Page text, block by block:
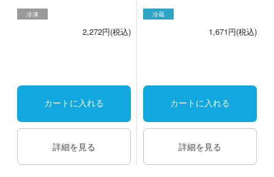
冷凍
2,272円(税込)
カートに入れる
詳細を見る
冷蔵
1,671円(税込)
カートに入れる
詳細を見る